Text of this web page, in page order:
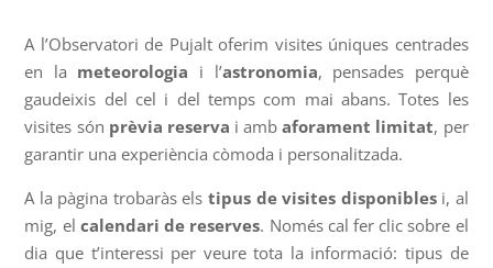
A l’Observatori de Pujalt oferim visites úniques centrades
en la meteorologia i l’astronomia, pensades perquè
gaudeixis del cel i del temps com mai abans. Totes les
visites són prèvia reserva i ambaforament limitat, per
garantir una experiència còmoda i personalitzada.
A la pàgina trobaràs els tipus de visites disponiblesi, al
mig, el calendari de reserves. Només cal fer clic sobre el
dia que t’interessi per veure tota la informació: tipus de